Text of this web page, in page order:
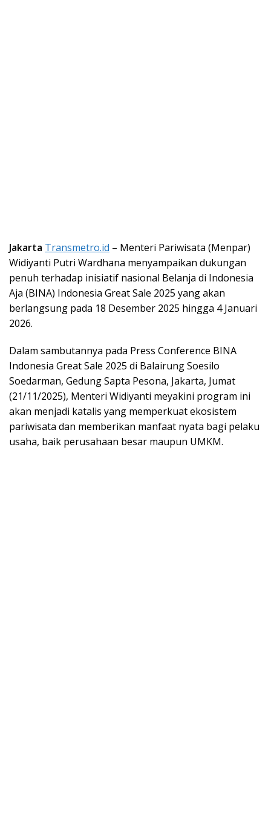
Jakarta Transmetro.id – Menteri Pariwisata (Menpar)
Widiyanti Putri Wardhana menyampaikan dukungan
penuh terhadap inisiatif nasional Belanja di Indonesia
Aja (BINA) Indonesia Great Sale 2025 yang akan
berlangsung pada 18 Desember 2025 hingga 4 Januari
2026.
Dalam sambutannya pada Press Conference BINA
Indonesia Great Sale 2025 di Balairung Soesilo
Soedarman, Gedung Sapta Pesona, Jakarta, Jumat
(21/11/2025), Menteri Widiyanti meyakini program ini
akan menjadi katalis yang memperkuat ekosistem
pariwisata dan memberikan manfaat nyata bagi pelaku
usaha, baik perusahaan besar maupun UMKM.